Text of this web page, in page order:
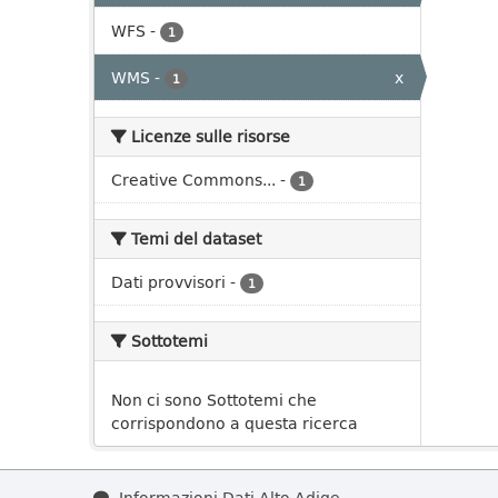
WFS - 1
WMS - 1 x
Licenze sulle risorse
Creative Commons... - 1
Temi del dataset
Dati provvisori - 1
Sottotemi
Non ci sono Sottotemi che
corrispondono a questa ricerca